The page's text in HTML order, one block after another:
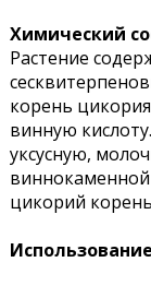
Химический
Растение
корень
винную
уксусную,
цикорий